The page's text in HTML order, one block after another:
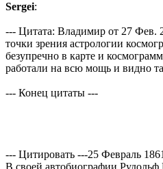
Sergei:
--- Цитата: Владимир от 27 Фев.
точки зрения астрологии
безупречно в карте и
работали на всю мощь и видно
--- Конец цитаты ---
--- Цитировать ---25 Февраль
В своей автобиографии Рудольф